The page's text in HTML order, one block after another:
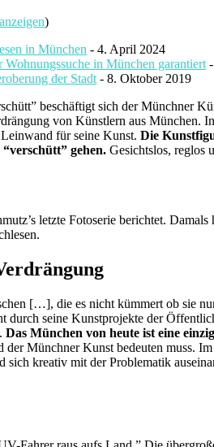
)
in München - 4. April 2024
in München garantiert
der Stadt - 8. Oktober 2019
beschäftigt sich der Münchner
von Künstlern aus München.
Leinwand für seine Kunst.Die
gehen. Gesichtslos, reglos
letzte Fotoserie berichtet.
[…], die es nicht kümmert ob sie
durch seine Kunstprojekte der
Das München von heute ist eine
der Münchner Kunst bedeuten muss.
sich kreativ mit der Problematik